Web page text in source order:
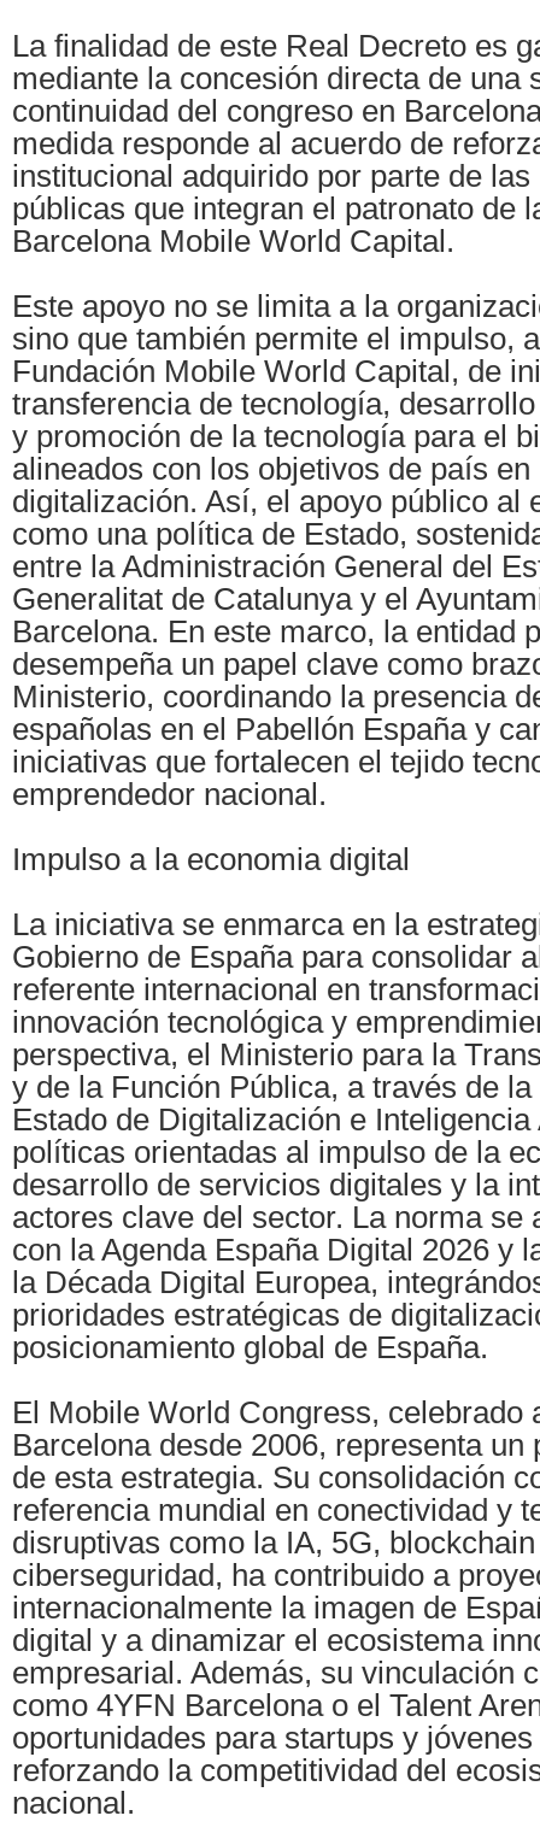
La finalidad de este Real Decreto es
mediante la concesión directa de una
continuidad del congreso en
medida responde al acuerdo de
institucional adquirido por parte de
públicas que integran el patronato de
Barcelona Mobile World Capital.
Este apoyo no se limita a la
sino que también permite el impulso,
Fundación Mobile World Capital, de
transferencia de tecnología,
y promoción de la tecnología para el
alineados con los objetivos de país
digitalización. Así, el apoyo público al
como una política de Estado,
entre la Administración General del
Generalitat de Catalunya y el
Barcelona. En este marco, la entidad
desempeña un papel clave como
Ministerio, coordinando la presencia
españolas en el Pabellón España y
iniciativas que fortalecen el tejido
emprendedor nacional.
Impulso a la economia digital
La iniciativa se enmarca en la
Gobierno de España para consolidar
referente internacional en
innovación tecnológica y
perspectiva, el Ministerio para la
y de la Función Pública, a través de
Estado de Digitalización e
políticas orientadas al impulso de la
desarrollo de servicios digitales y la
actores clave del sector. La norma se
con la Agenda España Digital 2026 y
la Década Digital Europea,
prioridades estratégicas de
posicionamiento global de España.
El Mobile World Congress, celebrado
Barcelona desde 2006, representa un
de esta estrategia. Su consolidación
referencia mundial en conectividad y
disruptivas como la IA, 5G,
ciberseguridad, ha contribuido a
internacionalmente la imagen de
digital y a dinamizar el ecosistema
empresarial. Además, su vinculación
como 4YFN Barcelona o el Talent
oportunidades para startups y
reforzando la competitividad del
nacional.